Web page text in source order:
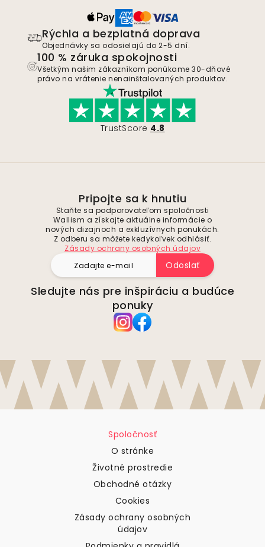
Rýchla a bezplatná doprava
Objednávky sa odosielajú do 2-5 dní.
100 % záruka spokojnosti
Všetkým našim zákazníkom ponúkame 30-dňové
právo na vrátenie nenainštalovaných produktov.
TrustScore 4.8
Pripojte sa k hnutiu
Staňte sa podporovateľom spoločnosti
Wallism a získajte aktuálne informácie o
nových dizajnoch a exkluzívnych ponukách.
Z odberu sa môžete kedykoľvek odhlásiť.
Zásady ochrany osobných údajov
Odoslať
Sledujte nás pre inšpiráciu a budúce
ponuky
Spoločnosť
O stránke
Životné prostredie
Obchodné otázky
Cookies
Zásady ochrany osobných
údajov